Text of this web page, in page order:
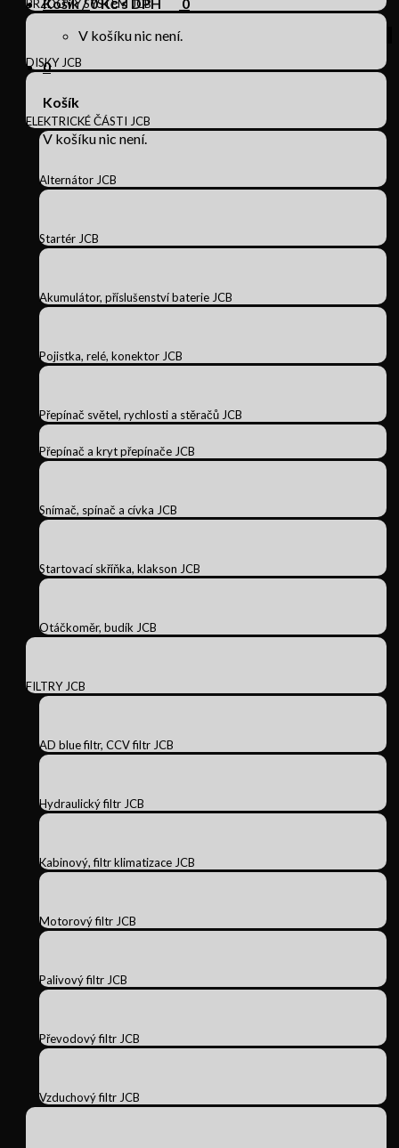
V košíku nic není.
0
Košík
V košíku nic není.
BRZDOVÝ SYSTÉM JCB
DISKY JCB
ELEKTRICKÉ ČÁSTI JCB
Alternátor JCB
Startér JCB
Akumulátor, příslušenství baterie JCB
Pojistka, relé, konektor JCB
Přepínač světel, rychlosti a stěračů JCB
Přepínač a kryt přepínače JCB
Snímač, spínač a cívka JCB
Startovací skříňka, klakson JCB
Otáčkoměr, budík JCB
FILTRY JCB
AD blue filtr, CCV filtr JCB
Hydraulický filtr JCB
Kabinový, filtr klimatizace JCB
Motorový filtr JCB
Palivový filtr JCB
Převodový filtr JCB
Vzduchový filtr JCB